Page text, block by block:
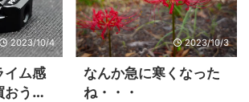
朝はま
上着を羽
を感じま
い長袖に
度いい感
。 まだ
た。 それこそコンデジ全盛期
の頃にサイバーショットとか
を買うという選択肢もあった
筈なのにね。 α7RIIIを使ってカ
メラ店主催のモデル撮影会で
一度だけ使った事がありまし
2023/10/4
イム感
うと
2023/10/3
なんか急に寒くなった
ね・・・